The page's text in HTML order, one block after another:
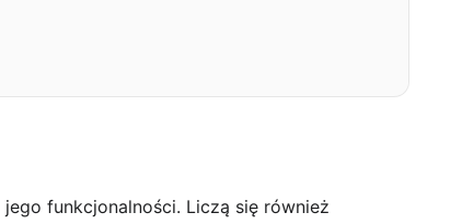
funkcjonalności. Liczą się również